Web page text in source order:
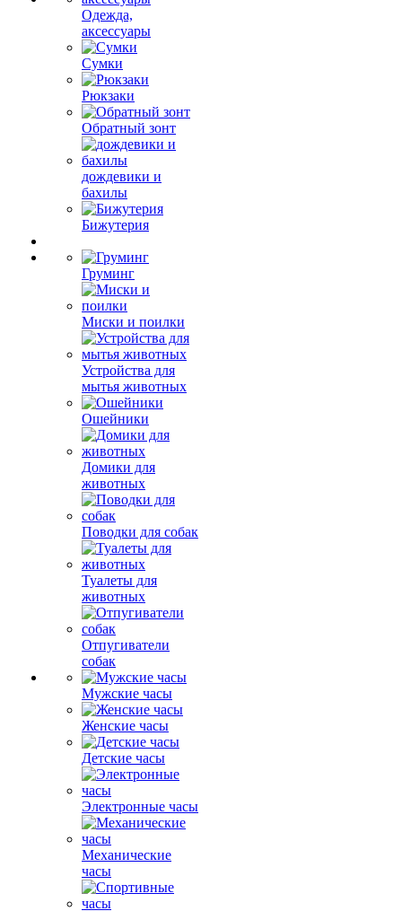
Одежда,
аксессуары
Сумки
Рюкзаки
Обратный зонт
дождевики и
бахилы
Бижутерия
Груминг
Миски и поилки
Устройства для
мытья животных
Ошейники
Домики для
животных
Поводки для собак
Туалеты для
животных
Отпугиватели
собак
Мужские часы
Женские часы
Детские часы
Электронные часы
Механические
часы